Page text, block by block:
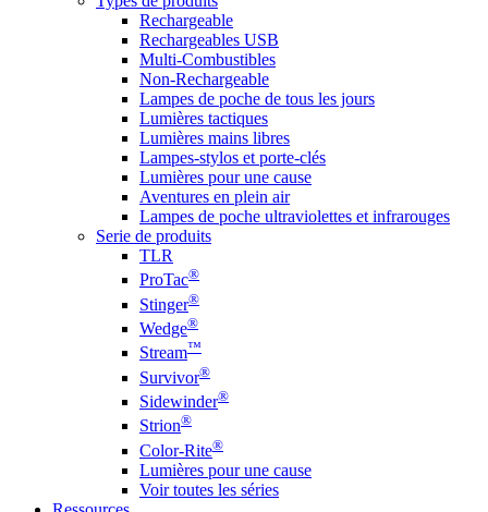
Rechargeable
Rechargeables USB
Multi-Combustibles
Non-Rechargeable
Lampes de poche de tous les jours
Lumières tactiques
Lumières mains libres
Lampes-stylos et porte-clés
Lumières pour une cause
Aventures en plein air
Lampes de poche ultraviolettes et infrarouges
Serie de produits
TLR
ProTac®
Stinger®
Wedge®
Stream™
Survivor®
Sidewinder®
Strion®
Color-Rite®
Lumières pour une cause
Voir toutes les séries